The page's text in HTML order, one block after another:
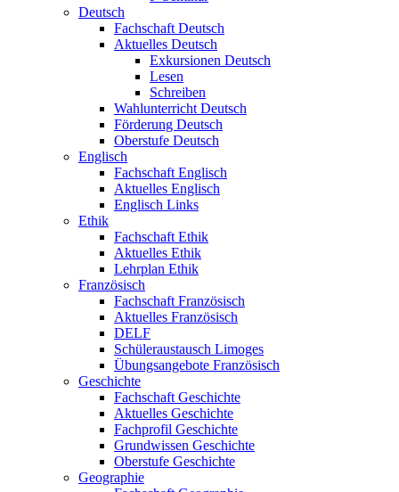
Deutsch
Fachschaft Deutsch
Aktuelles Deutsch
Exkursionen Deutsch
Lesen
Schreiben
Wahlunterricht Deutsch
Förderung Deutsch
Oberstufe Deutsch
Englisch
Fachschaft Englisch
Aktuelles Englisch
Englisch Links
Ethik
Fachschaft Ethik
Aktuelles Ethik
Lehrplan Ethik
Französisch
Fachschaft Französisch
Aktuelles Französisch
DELF
Schüleraustausch Limoges
Übungsangebote Französisch
Geschichte
Fachschaft Geschichte
Aktuelles Geschichte
Fachprofil Geschichte
Grundwissen Geschichte
Oberstufe Geschichte
Geographie